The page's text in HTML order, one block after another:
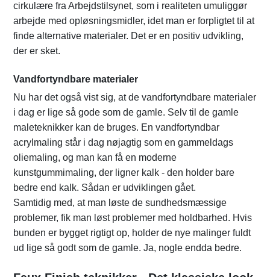
cirkulære fra Arbejdstilsynet, som i realiteten umuliggør
arbejde med opløsningsmidler, idet man er forpligtet til at
finde alternative materialer. Det er en positiv udvikling,
der er sket.
Vandfortyndbare materialer
Nu har det også vist sig, at de vandfortyndbare materialer
i dag er lige så gode som de gamle. Selv til de gamle
maleteknikker kan de bruges. En vandfortyndbar
acrylmaling står i dag nøjagtig som en gammeldags
oliemaling, og man kan få en moderne
kunstgummimaling, der ligner kalk - den holder bare
bedre end kalk. Sådan er udviklingen gået.
Samtidig med, at man løste de sundhedsmæssige
problemer, fik man løst problemer med holdbarhed. Hvis
bunden er bygget rigtigt op, holder de nye malinger fuldt
ud lige så godt som de gamle. Ja, nogle endda bedre.